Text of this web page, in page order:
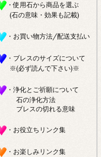
・使用石から商品を選ぶ
(石の意味・効果も記載)
・お買い物方法/配送支払い
・ブレスのサイズについて
※(必ず読んで下さい)※
・浄化とご祈願について
石の浄化方法
ブレスの切れる意味
・お役立ちリンク集
・お楽しみリンク集